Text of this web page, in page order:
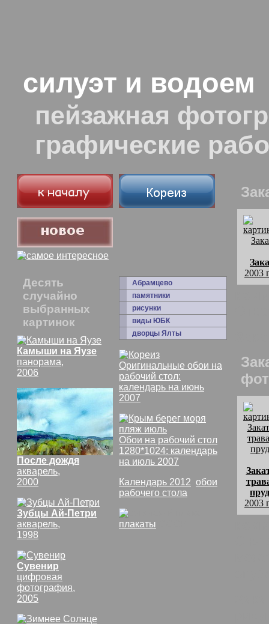
силуэт и водоем
пейзажная
графические
Десять
случайно
выбранных
картинок
Камыши на Яузе
панорама,
2006
После дождя
акварель,
2000
Зубцы Ай-Петри
акварель,
1998
Сувенир
цифровая
фотография,
2005
Абрамцево
памятники
рисунки
виды ЮБК
дворцы Ялты
Оригинальные обои на
рабочий стол:
календарь на июнь
2007
Обои на рабочий стол
1280*1024: календарь
на июль 2007
Календарь 2012 обои
рабочего стола
плакаты
2003
2003